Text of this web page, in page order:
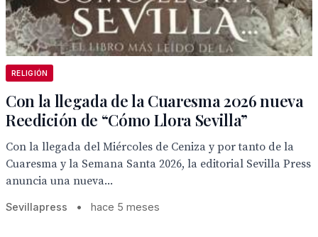
RELIGIÓN
Con la llegada de la Cuaresma 2026 nueva
Reedición de “Cómo Llora Sevilla”
Con la llegada del Miércoles de Ceniza y por tanto de la
Cuaresma y la Semana Santa 2026, la editorial Sevilla Press
anuncia una nueva...
Sevillapress • hace 5 meses